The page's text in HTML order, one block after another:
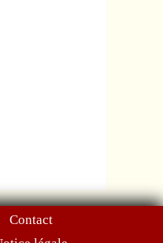
Contact